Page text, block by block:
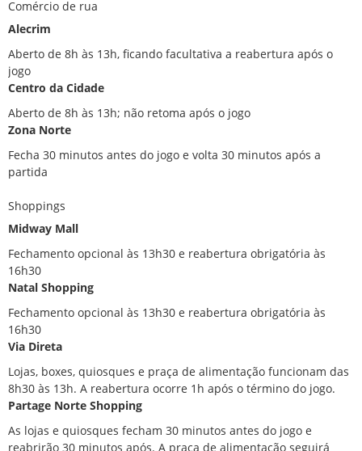
Comércio de rua
Alecrim
Aberto de 8h às 13h, ficando facultativa a reabertura após o
jogo
Centro da Cidade
Aberto de 8h às 13h; não retoma após o jogo
Zona Norte
Fecha 30 minutos antes do jogo e volta 30 minutos após a
partida
Shoppings
Midway Mall
Fechamento opcional às 13h30 e reabertura obrigatória às
16h30
Natal Shopping
Fechamento opcional às 13h30 e reabertura obrigatória às
16h30
Via Direta
Lojas, boxes, quiosques e praça de alimentação funcionam das
8h30 às 13h. A reabertura ocorre 1h após o término do jogo.
Partage Norte Shopping
As lojas e quiosques fecham 30 minutos antes do jogo e
reabrirão 30 minutos após. A praça de alimentação seguirá